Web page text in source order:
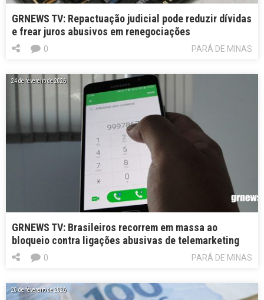
GRNEWS TV: Repactuação judicial pode reduzir dívidas
e frear juros abusivos em renegociações
PARÁ DE MINAS
0
24 de fevereiro de 2026
GRNEWS TV: Brasileiros recorrem em massa ao
bloqueio contra ligações abusivas de telemarketing
PARÁ DE MINAS
0
20 de fevereiro de 2026